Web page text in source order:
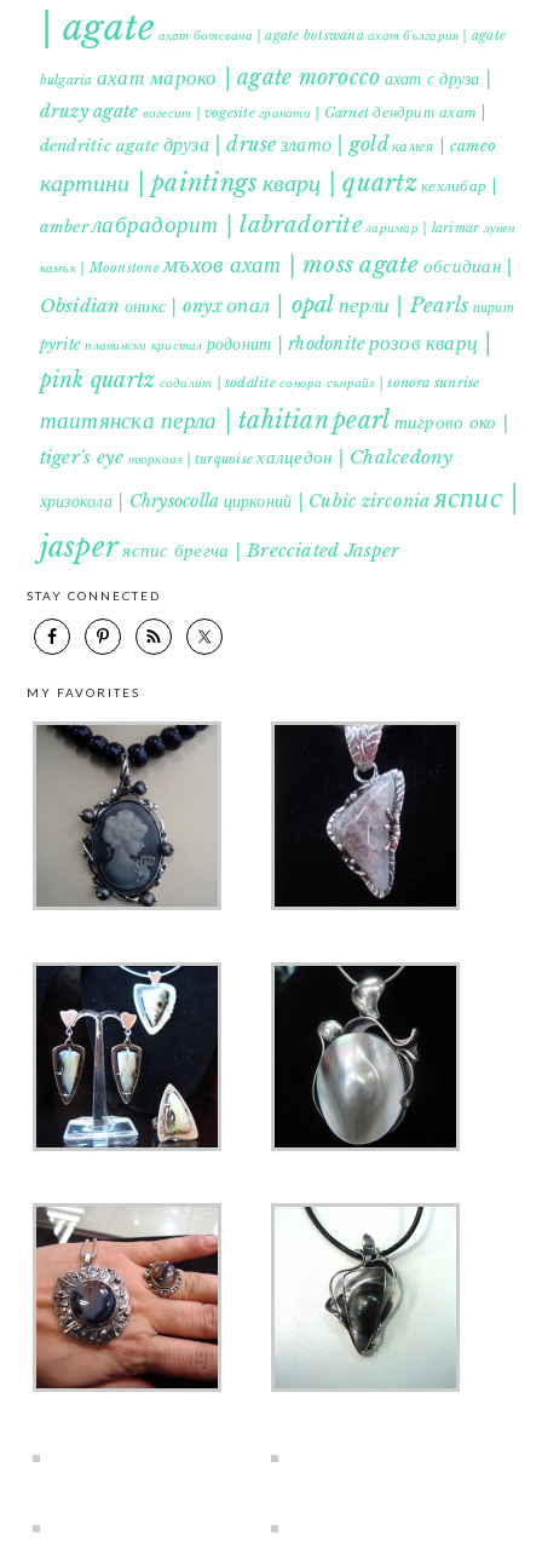
| agate ахат ботсвана | agate botswana ахат българия | agate
bulgaria ахат мароко | agate morocco ахат с друза |
druzy agate вогесит | vogesite гранати | Garnet дендрит ахат |
dendritic agate друза | druse злато | gold камея | cameo
картини | paintings кварц | quartzкехлибар |
amberлабрадорит | labradorite ларимар | larimar лунен
камък | Moonstone мъхов ахат | moss agate обсидиан |
Obsidian оникс | onyxопал | opal перли | Pearls пирит |
pyrite планински кристал родонит | rhodonite розов кварц |
pink quartz содалит | sodalite сонора сънрайз | sonora sunrise
таитянска перла | tahitian pearl тигрово око |
tiger's eye тюркоаз | turquoise халцедон | Chalcedony
хризокола | Chrysocolla цирконий | Cubic zirconia яспис |
jasperяспис брегча | Brecciated Jasper
STAY CONNECTED
MY FAVORITES